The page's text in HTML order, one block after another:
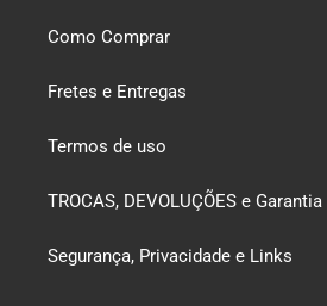
Como Comprar
Fretes e Entregas
Termos de uso
TROCAS, DEVOLUÇÕES e
Segurança, Privacidade e Links